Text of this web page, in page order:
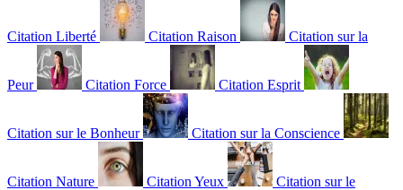
Citation Liberté Citation Raison Citation sur la
Peur Citation Force Citation Esprit
Citation sur le Bonheur Citation sur la Conscience
Citation Nature Citation Yeux Citation sur le